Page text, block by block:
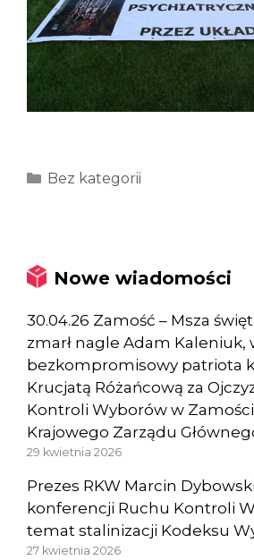
Kategorie
Bez kategorii
Nowe wiadomości
30.04.26 Zamość – Msza
zmarł nagle Adam Kaleniuk,
bezkompromisowy patriota
Krucjatą Różańcową za
Kontroli Wyborów w
Krajowego Zarządu
29 kwietnia 2026
Prezes RKW Marcin
konferencji Ruchu Kontroli
temat stalinizacji Kodeksu
27 kwietnia 2026